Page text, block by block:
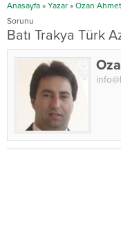
Anasayfa » Yazar » Ozan
Sorunu
Batı Trakya Türk